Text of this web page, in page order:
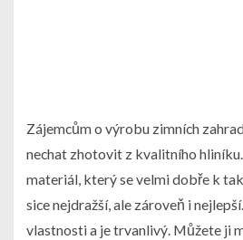
Zájemcům o výrobu zimních
nechat zhotovit z kvalitního
materiál, který se velmi dobře k
sice nejdražší, ale zároveň i
vlastnosti a je trvanlivý. Můžete ji